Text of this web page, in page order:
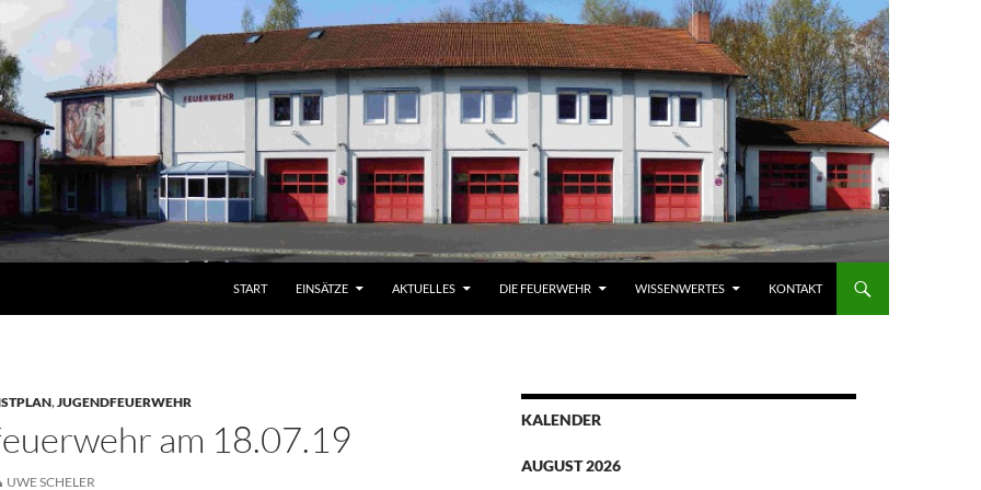
START EINSÄTZE AKTUELLES DIE FEUERWEHR WISSENWERTES KONTAKT
,JUGENDFEUERWEHR
am 18.07.19
UWE SCHELER
KALENDER
AUGUST 2026